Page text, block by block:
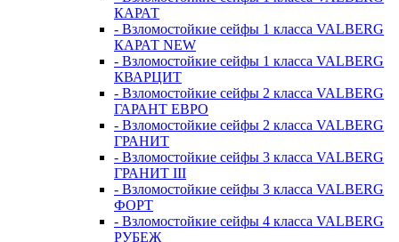
КАРАТ
- Взломостойкие сейфы 1 класса VALBERG
КАРАТ NEW
- Взломостойкие сейфы 1 класса VALBERG
КВАРЦИТ
- Взломостойкие сейфы 2 класса VALBERG
ГАРАНТ ЕВРО
- Взломостойкие сейфы 2 класса VALBERG
ГРАНИТ
- Взломостойкие сейфы 3 класса VALBERG
ГРАНИТ III
- Взломостойкие сейфы 3 класса VALBERG
ФОРТ
- Взломостойкие сейфы 4 класса VALBERG
РУБЕЖ